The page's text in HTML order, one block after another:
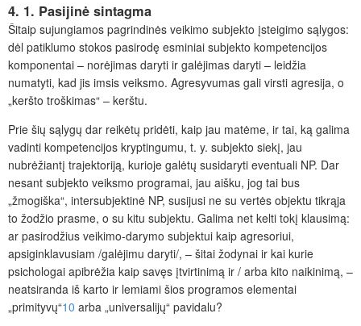
4. 1. Pasijinė sintagma
Šitaip sujungiamos pagrindinės veikimo subjekto įsteigimo sąlygos:
dėl patiklumo stokos pasirodę esminiai subjekto kompetencijos
komponentai – norėjimas daryti ir galėjimas daryti – leidžia
numatyti, kad jis imsis veiksmo. Agresyvumas gali virsti agresija, o
„keršto troškimas“ – kerštu.
Prie šių sąlygų dar reikėtų pridėti, kaip jau matėme, ir tai, ką galima
vadinti kompetencijos kryptingumu, t. y. subjekto siekį, jau
nubrėžiantį trajektoriją, kurioje galėtų susidaryti eventuali NP. Dar
nesant subjekto veiksmo programai, jau aišku, jog tai bus
„žmogiška“, intersubjektinė NP, susijusi ne su vertės objektu tikrąja
to žodžio prasme, o su kitu subjektu. Galima net kelti tokį klausimą:
ar pasirodžius veikimo-darymo subjektui kaip agresoriui,
apsiginklavusiam /galėjimu daryti/, – šitai žodynai ir kai kurie
psichologai apibrėžia kaip savęs įtvirtinimą ir / arba kito naikinimą, –
neatsiranda iš karto ir lemiami šios programos elementai
„primityvų“10 arba „universalijų“ pavidalu?